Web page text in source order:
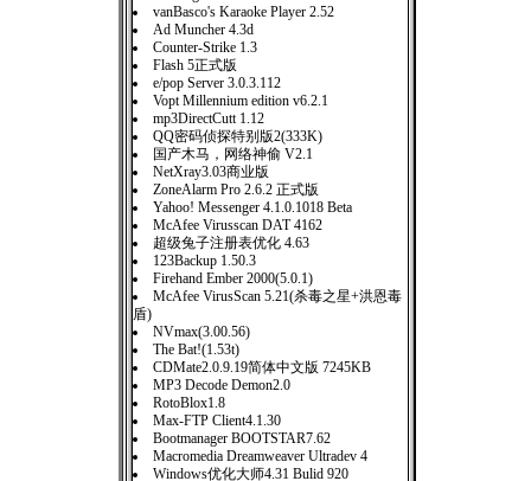
vanBasco's Karaoke Player 2.52
Ad Muncher 4.3d
Counter-Strike 1.3
Flash 5正式版
e/pop Server 3.0.3.112
Vopt Millennium edition v6.2.1
mp3DirectCutt 1.12
QQ密码侦探特别版2(333K)
国产木马，网络神偷 V2.1
NetXray3.03商业版
ZoneAlarm Pro 2.6.2 正式版
Yahoo! Messenger 4.1.0.1018 Beta
McAfee Virusscan DAT 4162
超级兔子注册表优化 4.63
123Backup 1.50.3
Firehand Ember 2000(5.0.1)
McAfee VirusScan 5.21(杀毒之星+洪恩毒
盾)
NVmax(3.00.56)
The Bat!(1.53t)
CDMate2.0.9.19简体中文版 7245KB
MP3 Decode Demon2.0
RotoBlox1.8
Max-FTP Client4.1.30
Bootmanager BOOTSTAR7.62
Macromedia Dreamweaver Ultradev 4
Windows优化大师4.31 Bulid 920